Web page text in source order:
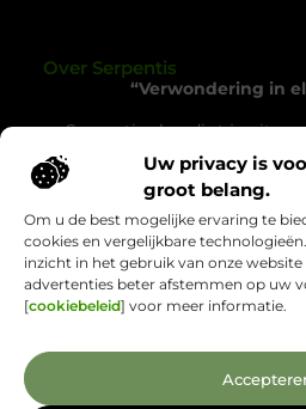
Uw privacy is
groot belang.
Om u de best mogelijke ervaring te
cookies en vergelijkbare
inzicht in het gebruik van onze
advertenties beter afstemmen op uw
[cookiebeleid] voor meer informatie.
Over Serpentis
“Verwondering in
Serpentis.nl nodigt je uit
bijzondere manier te
verhalen die inspireren,
tot leven
Onze informatie
Bericht categorie